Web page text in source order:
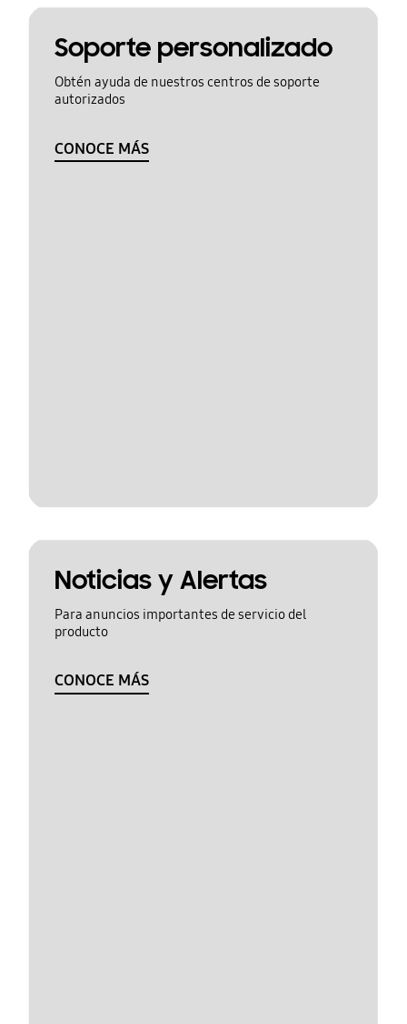
Soporte personalizado
Obtén ayuda de nuestros centros de soporte
autorizados
CONOCE MÁS
Noticias y Alertas
Para anuncios importantes de servicio del
producto
CONOCE MÁS